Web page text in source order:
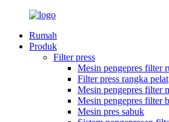
Rumah
Produk
Filter press
Mesin pengepres filter
Filter press rangka pelat
Mesin pengepres filter
Mesin pengepres filter
Mesin pres sabuk